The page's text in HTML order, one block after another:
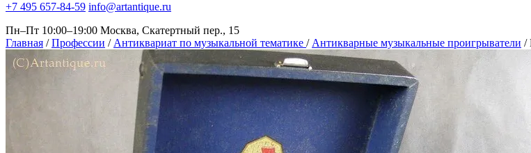
+7 495 657-84-59 info@artantique.ru
Пн–Пт 10:00–19:00 Москва, Скатертный пер., 15
Главная / Профессии / Антиквариат по музыкальной тематике / Антикварные музыкальные проигрыватели /